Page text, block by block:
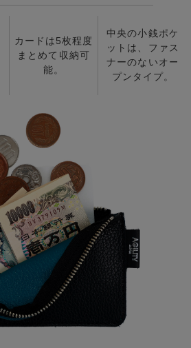
カードは5枚程度
まとめて収納可
能。
中央の小銭ポケ
ットは、ファス
ナーのないオー
プンタイプ。